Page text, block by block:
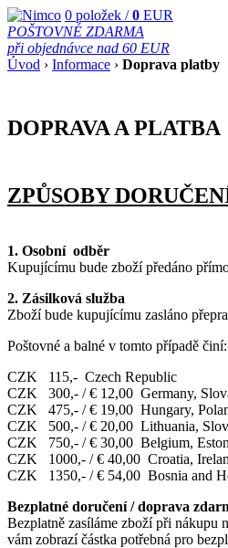
0 položek /0 EUR
POŠTOVNÉ ZDARMA
při objednávce nad 60 EUR
Úvod › Informace › Doprava platby
DOPRAVA A PLATBA
ZPŮSOBY
1. Osobní odběr
Kupujícímu bude zboží předáno
2. Zásilková služba
Zboží bude kupujícímu zasláno
Poštovné a balné v tomto případě činí:
CZK 115,- Czech Republic
CZK 300,- / € 12,00 Germany,
CZK 475,- / € 19,00 Hungary,
CZK 500,- / € 20,00 Lithuania,
CZK 750,- / € 30,00 Belgium,
CZK 1000,- / € 40,00 Croatia,
CZK 1350,- / € 54,00 Bosnia and
Bezplatné doručení / doprava
Bezplatně zasíláme zboží při nákupu
vám zobrazí částka potřebná pro